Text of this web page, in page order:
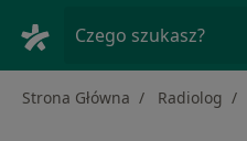
Czego szukasz?
Strona Główna Radiolog